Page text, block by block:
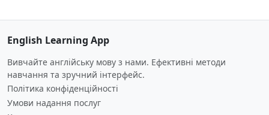
English Learning App
Вивчайте англійську мову з нами. Ефективні методи
навчання та зручний інтерфейс.
Політика конфіденційності
Умови надання послуг